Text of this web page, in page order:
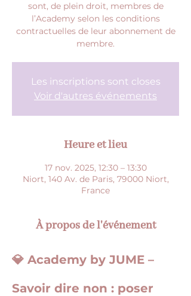
sont, de plein droit, membres de
l’Academy selon les conditions
contractuelles de leur abonnement de
membre.
Les inscriptions sont closes
Voir d'autres événements
Heure et lieu
17 nov. 2025, 12:30 – 13:30
Niort, 140 Av. de Paris, 79000 Niort,
France
À propos de l'événement
💎 Academy by JUME –
Savoir dire non : poser